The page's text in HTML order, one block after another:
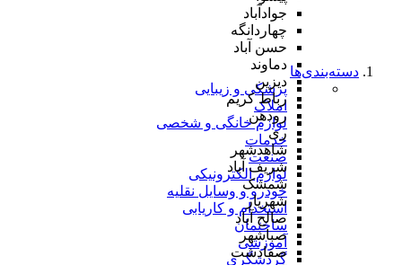
جوادآباد
چهاردانگه
حسن آباد
دماوند
دیزین
رباط کریم
رودهن
ری
شاهدشهر
شریف آباد
شمشک
شهریار
صالح آباد
صباشهر
صفادشت
دسته‌بندی‌ها
پزشکی و زیبایی
املاک
لوازم خانگی و شخصی
خدمات
صنعت
لوازم الکترونیکی
خودرو و وسایل نقلیه
استخدام و کاریابی
ساختمان
آموزشی
گردشگری